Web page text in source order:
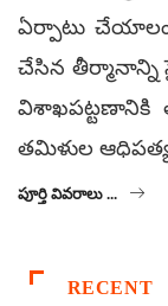
ఏర్పాటు
చేసిన తీర్మానాన్ని
విశాఖపట్టణానికి
తమిళుల
పూర్తి వివరాలు ...
RECENT